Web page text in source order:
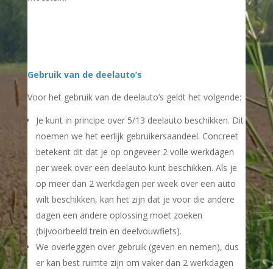
Gebruik van de deelauto’s
Voor het gebruik van de deelauto’s geldt het volgende:
Je kunt in principe over 5/13 deelauto beschikken. Dit
noemen we het eerlijk gebruikersaandeel. Concreet
betekent dit dat je op ongeveer 2 volle werkdagen
per week over een deelauto kunt beschikken. Als je
op meer dan 2 werkdagen per week over een auto
wilt beschikken, kan het zijn dat je voor die andere
dagen een andere oplossing moet zoeken
(bijvoorbeeld trein en deelvouwfiets).
We overleggen over gebruik (geven en nemen), dus
er kan best ruimte zijn om vaker dan 2 werkdagen